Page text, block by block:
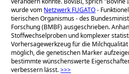
wurde vom Netzwerk FUGATO-
tierischen Organismus - des
Forschung (BMBF) ausgeschrieben.
Stoffwechselproben und komplexer
Vorhersagewerkzeug für die
möglich, die genetischen Marker
bestimmte wünschenswerte
verbessern lässt.>>>